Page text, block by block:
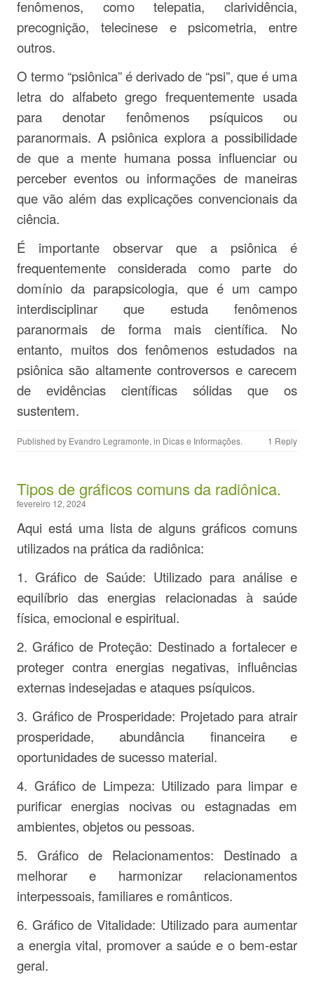
fenômenos, como telepatia, clarividência,
precognição, telecinese e psicometria, entre
outros.
O termo “psiônica” é derivado de “psi”, que é uma
letra do alfabeto grego frequentemente usada
para denotar fenômenos psíquicos ou
paranormais. A psiônica explora a possibilidade
de que a mente humana possa influenciar ou
perceber eventos ou informações de maneiras
que vão além das explicações convencionais da
ciência.
É importante observar que a psiônica é
frequentemente considerada como parte do
domínio da parapsicologia, que é um campo
interdisciplinar que estuda fenômenos
paranormais de forma mais científica. No
entanto, muitos dos fenômenos estudados na
psiônica são altamente controversos e carecem
de evidências científicas sólidas que os
sustentem.
Published by Evandro Legramonte, in Dicas e Informações. 1 Reply
Tipos de gráficos comuns da radiônica.
fevereiro 12, 2024
Aqui está uma lista de alguns gráficos comuns
utilizados na prática da radiônica:
1. Gráfico de Saúde: Utilizado para análise e
equilíbrio das energias relacionadas à saúde
física, emocional e espiritual.
2. Gráfico de Proteção: Destinado a fortalecer e
proteger contra energias negativas, influências
externas indesejadas e ataques psíquicos.
3. Gráfico de Prosperidade: Projetado para atrair
prosperidade, abundância financeira e
oportunidades de sucesso material.
4. Gráfico de Limpeza: Utilizado para limpar e
purificar energias nocivas ou estagnadas em
ambientes, objetos ou pessoas.
5. Gráfico de Relacionamentos: Destinado a
melhorar e harmonizar relacionamentos
interpessoais, familiares e românticos.
6. Gráfico de Vitalidade: Utilizado para aumentar
a energia vital, promover a saúde e o bem-estar
geral.